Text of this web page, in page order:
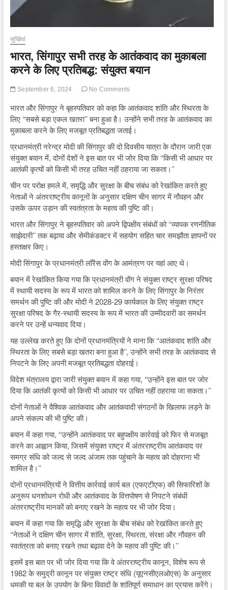
सुर्खियां
भारत, सिंगापुर सभी तरह के आतंकवाद का मुकाबला
करने के लिए प्रतिबद्ध: संयुक्त बयान
September 6, 2024 No Comments
भारत और सिंगापुर ने बृहस्पतिवार को कहा कि आतंकवाद शांति और स्थिरता के
लिए ‘‘सबसे बड़ा एकल खतरा’’ बना हुआ है। उन्होंने सभी तरह के आतंकवाद का
मुकाबला करने के लिए मजबूत प्रतिबद्धता जताई।
प्रधानमंत्री नरेन्द्र मोदी की सिंगापुर की दो दिवसीय यात्रा के दौरान जारी एक
संयुक्त बयान में, दोनों देशों ने इस बात पर भी जोर दिया कि ‘‘किसी भी आधार पर
आतंकी कृत्यों को किसी भी तरह उचित नहीं ठहराया जा सकता।’’
चीन पर परोक्ष हमले में, समृद्धि और सुरक्षा के बीच संबंध को रेखांकित करते हुए
नेताओं ने अंतरराष्ट्रीय कानूनों के अनुसार दक्षिण चीन सागर में नौवहन और
उसके ऊपर उड़ान की स्वतंत्रता के महत्व की पुष्टि की।
भारत और सिंगापुर ने बृहस्पतिवार को अपने द्विपक्षीय संबंधों को ‘‘व्यापक रणनीतिक
साझेदारी’’ तक बढ़ाया और सेमीकंडक्टर में सहयोग सहित चार समझौता ज्ञापनों पर
हस्ताक्षर किए।
मोदी सिंगापुर के प्रधानमंत्री लॉरेंस वोंग के आमंत्रण पर यहां आए थे।
बयान में रेखांकित किया गया कि प्रधानमंत्री वोंग ने संयुक्त राष्ट्र सुरक्षा परिषद
में स्थायी सदस्य के रूप में भारत को शामिल करने के लिए सिंगापुर के निरंतर
समर्थन की पुष्टि की और मोदी ने 2028-29 कार्यकाल के लिए संयुक्त राष्ट्र
सुरक्षा परिषद के गैर-स्थायी सदस्य के रूप में भारत की उम्मीदवारी का समर्थन
करने पर उन्हें धन्यवाद दिया।
यह उल्लेख करते हुए कि दोनों प्रधानमंत्रियों ने माना कि ‘‘आतंकवाद शांति और
स्थिरता के लिए सबसे बड़ा खतरा बना हुआ है’’, उन्होंने सभी तरह के आतंकवाद से
निपटने के लिए अपनी मजबूत प्रतिबद्धता दोहराई।
विदेश मंत्रालय द्वारा जारी संयुक्त बयान में कहा गया, ‘‘उन्होंने इस बात पर जोर
दिया कि आतंकी कृत्यों को किसी भी आधार पर उचित नहीं ठहराया जा सकता।’’
दोनों नेताओं ने वैश्विक आतंकवाद और आतंकवादी संगठनों के खिलाफ लड़ने के
अपने संकल्प की भी पुष्टि की।
बयान में कहा गया, ‘‘उन्होंने आतंकवाद पर बहुपक्षीय कार्रवाई को फिर से मजबूत
करने का आह्वान किया, जिसमें संयुक्त राष्ट्र में अंतरराष्ट्रीय आतंकवाद पर
समग्र संधि को जल्द से जल्द अंजाम तक पहुंचाने के महत्व को दोहराना भी
शामिल है।’’
दोनों प्रधानमंत्रियों ने वित्तीय कार्रवाई कार्य बल (एफएटीएफ) की सिफारिशों के
अनुरूप धनशोधन रोधी और आतंकवाद के वित्तपोषण से निपटने संबंधी
अंतरराष्ट्रीय मानकों को बनाए रखने के महत्व पर भी जोर दिया।
बयान में कहा गया कि समृद्धि और सुरक्षा के बीच संबंध को रेखांकित करते हुए
‘‘नेताओं ने दक्षिण चीन सागर में शांति, सुरक्षा, स्थिरता, संरक्षा और नौवहन की
स्वतंत्रता को बनाए रखने तथा बढ़ावा देने के महत्व की पुष्टि की।’’
इसमें इस बात पर भी जोर दिया गया कि वे अंतरराष्ट्रीय कानून, विशेष रूप से
1982 के समुद्री कानून पर संयुक्त राष्ट्र संधि (यूएनसीएलओएस) के अनुसार
धमकी या बल के उपयोग के बिना विवादों के शांतिपूर्ण समाधान का प्रयास करेंगे।